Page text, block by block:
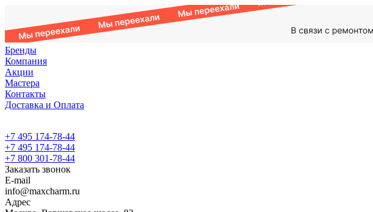
Бренды
Компания
Акции
Мастера
Контакты
Доставка и Оплата
+7 495 174-78-44
+7 495 174-78-44
+7 800 301-78-44
Заказать звонок
E-mail
info@maxcharm.ru
Адрес